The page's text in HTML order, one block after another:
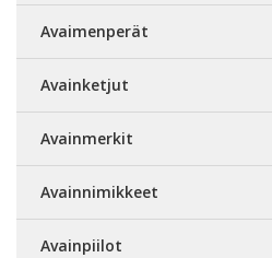
Avaimenperät
Avainketjut
Avainmerkit
Avainnimikkeet
Avainpiilot